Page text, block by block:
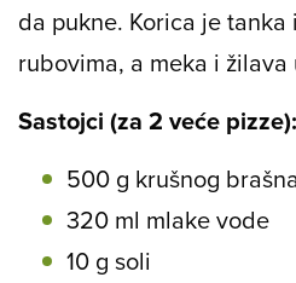
da pukne. Korica je tanka
rubovima, a meka i žilava
Sastojci (za 2 veće pizze):
500 g krušnog
320 ml mlake vode
10 g soli